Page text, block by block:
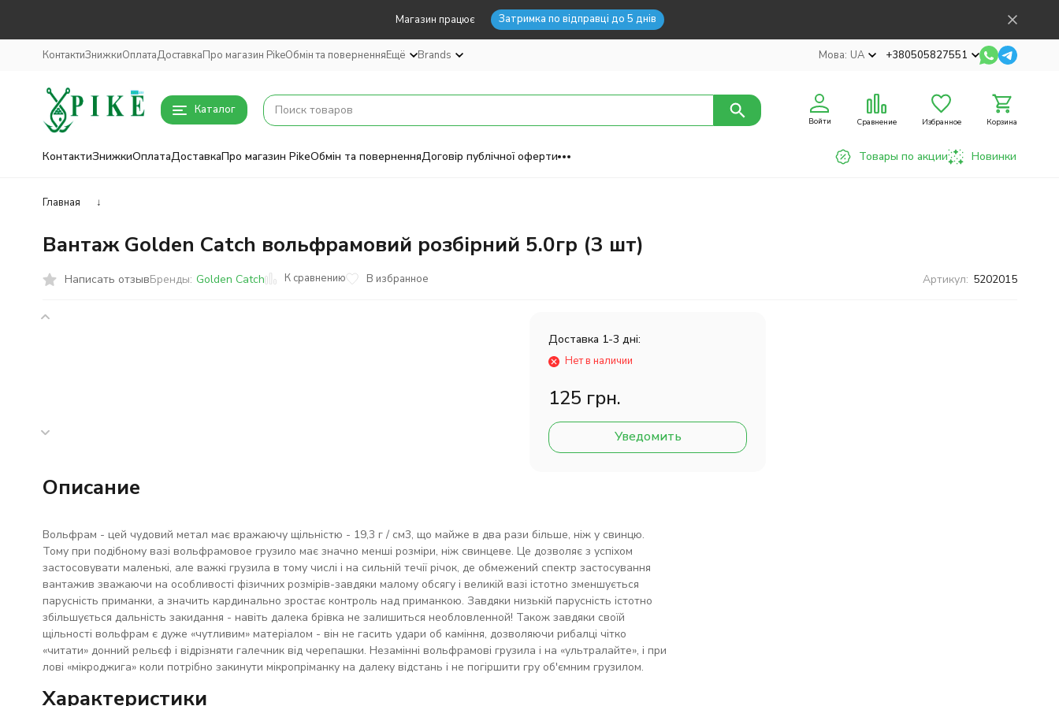
Магазин працює Затримка по відправці до 5 днів
КонтактиЗнижкиОплатаДоставкаПро магазин PikeОбмін та поверненняЕщё Brands Мова: UA +380505827551
Каталог
Войти Сравнение Избранное Корзина
КонтактиЗнижкиОплатаДоставкаПро магазин PikeОбмін та поверненняДоговір публічної оферти Товары по акции Новинки
Главная ↓
Вантаж Golden Catch вольфрамовий розбірний 5.0гр (3 шт)
Написать отзывБренды: Golden Catch К сравнению В избранное Артикул: 5202015
Доставка 1-3 дні:
Нет в наличии
125 грн.
Уведомить
Описание
Вольфрам - цей чудовий метал має вражаючу щільністю - 19,3 г / см3, що майже в два рази більше, ніж у свинцю.
Тому при подібному вазі вольфрамовое грузило має значно менші розміри, ніж свинцеве. Це дозволяє з успіхом
застосовувати маленькі, але важкі грузила в тому числі і на сильній течії річок, де обмежений спектр застосування
вантажив зважаючи на особливості фізичних розмірів-завдяки малому обсягу і великій вазі істотно зменшується
парусність приманки, а значить кардинально зростає контроль над приманкою. Завдяки низькій парусність істотно
збільшується дальність закидання - навіть далека брівка не залишиться необловленной! Також завдяки своїй
щільності вольфрам є дуже «чутливим» матеріалом - він не гасить удари об каміння, дозволяючи рибалці чітко
«читати» донний рельєф і відрізняти галечник від черепашки. Незамінні вольфрамові грузила і на «ультралайте», і при
лові «мікроджига» коли потрібно закинути мікропріманку на далеку відстань і не погіршити гру об'ємним грузилом.
Характеристики